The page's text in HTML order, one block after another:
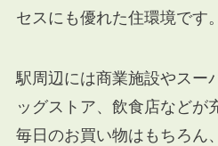
セスにも優れた住環境です。
駅周辺には商業施設やスー
ッグストア、飲食店などが
毎日のお買い物はもちろん